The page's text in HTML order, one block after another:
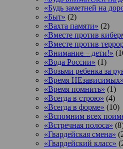
«Будь заметней на
«Быт» (2)
«Вахта памяти» (2)
«Вместе против
«Вместе против
«Внимание – дети!»
«Вода России» (1)
«Возьми ребенка за
«Время НЕзависимых»
«Время помнить» (1)
«Всегда в строю» (4)
«Всегда в форме» (10)
«Вспомним всех
«Встречная полоса»
«Гвардейская смена»
«Гвардейский класс»